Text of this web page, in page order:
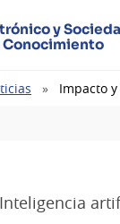
y
Conocimiento
Impacto
Inteligencia